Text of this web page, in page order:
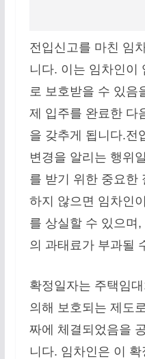
전입신고를 마친 임
니다. 이는 임차인이
로 보호받을 수 있음
제 입주를 완료한 다
을 갖추게 됩니다.전
변경을 알리는 행위
를 받기 위한 중요한
하지 않으면 임차인
를 상실할 수 있으며
의 과태료가 부과될
확정일자는 주택임
의해 보호되는 제도
짜에 체결되었음을
니다. 임차인은 이 확